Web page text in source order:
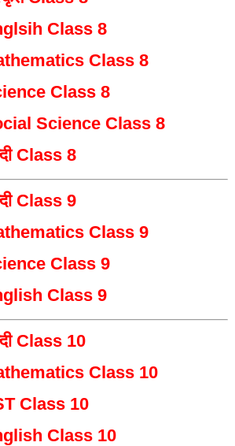
Class 8
Class 8
Class 8
Science Class 8
Class 8
Class 9
Class 9
Class 9
Class 9
Class 10
Class 10
Class 10
Class 10